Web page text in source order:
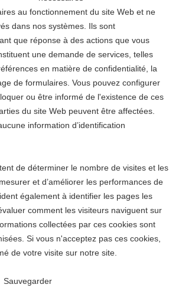
au fonctionnement du site Web et ne
dans nos systèmes. Ils sont
que réponse à des actions que vous
une demande de services, telles
en matière de confidentialité, la
de formulaires. Vous pouvez configurer
ou être informé de l'existence de ces
du site Web peuvent être affectées.
information d’identification
de déterminer le nombre de visites et les
et d’améliorer les performances de
également à identifier les pages les
comment les visiteurs naviguent sur
collectées par ces cookies sont
Si vous n'acceptez pas ces cookies,
de votre visite sur notre site.
Sauvegarder